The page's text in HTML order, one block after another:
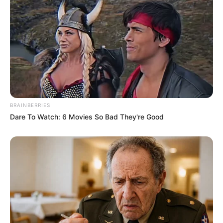
általában sokkal több történik, mint amit elárulnak.
Ami biztos:
új arcot akartak,
olyat, aki
merész,
nem fél odasétálni idegenekhez,
és akinek a neve alatt
deszétszakada kommentszekció.
Kiara pedig pontosan ilyen.
@mobilfox_official #mobilfox #valentinesday
#fyp #nekedbe #valentinnap ♬ eredeti hang –
Mobilfox TikTok
BRAINBERRIES
Dare To Watch: 6 Movies So Bad They're Good